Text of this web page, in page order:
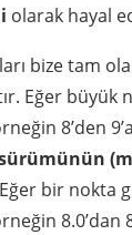
olarak hayal
bize tam
Eğer büyük
8’den
bir nokta
8.0’dan